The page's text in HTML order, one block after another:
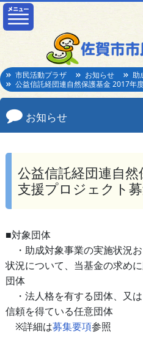
市民活動プラザ お知らせ
助
公益信託経団連自然保護基金 2017年
お知らせ
公益信託経団連自
支援プロジェクト
■対象団体
・助成対象事業の実施状況
状況について、当基金の求め
団体
・法人格を有する団体、又
信頼を得ている任意団体
※詳細は募集要項参照